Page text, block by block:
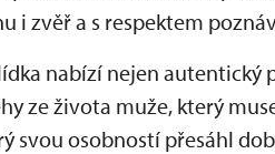
i zvěř a s respektem
nabízí nejen autentický
ze života muže, který
svou osobností přesáhl